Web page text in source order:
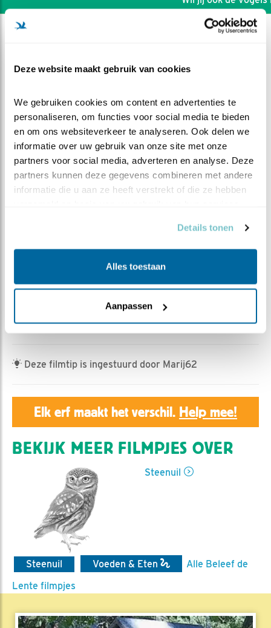
Deze website maakt gebruik van cookies
We gebruiken cookies om content en advertenties te
personaliseren, om functies voor social media te bieden
en om ons websiteverkeer te analyseren. Ook delen we
informatie over uw gebruik van onze site met onze
partners voor social media, adverteren en analyse. Deze
partners kunnen deze gegevens combineren met andere
informatie die u aan ze heeft verstrekt of die ze hebben
Details tonen
Alles toestaan
Aanpassen
Man op jacht bij de kast
Geert | Geplaatst op 2 april 2025, 23:55 |
leuk| Bewaar dit filmpje|
192x
Man steenuil in actie als een boomkruiper dicht bij huis.
Het is de vraag hij wat eetbaars vangt.
Deze filmtip is ingestuurd door Marij62
Elk erf maakt het verschil. Help mee!
BEKIJK MEER FILMPJES OVER
Steenuil
Steenuil Voeden & Eten
Alle Beleef de
Lente filmpjes